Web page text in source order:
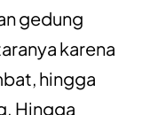
gedung
karena
hingga
Hingga